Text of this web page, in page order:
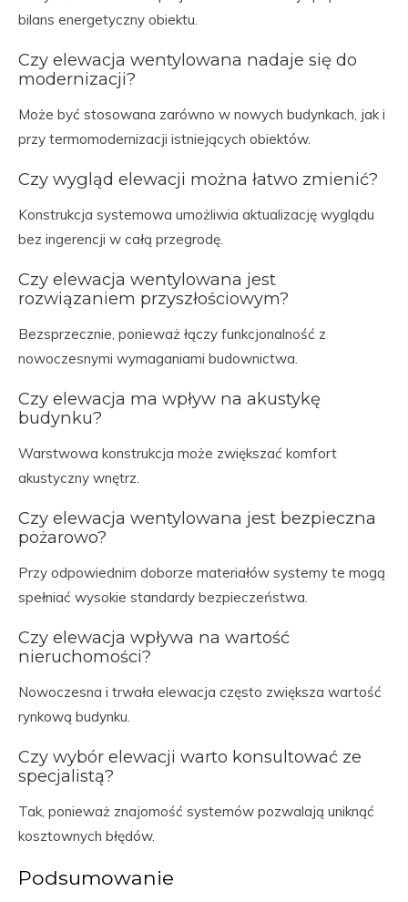
bilans energetyczny obiektu.
Czy elewacja wentylowana nadaje się do
modernizacji?
Może być stosowana zarówno w nowych budynkach, jak i
przy termomodernizacji istniejących obiektów.
Czy wygląd elewacji można łatwo zmienić?
Konstrukcja systemowa umożliwia aktualizację wyglądu
bez ingerencji w całą przegrodę.
Czy elewacja wentylowana jest
rozwiązaniem przyszłościowym?
Bezsprzecznie, ponieważ łączy funkcjonalność z
nowoczesnymi wymaganiami budownictwa.
Czy elewacja ma wpływ na akustykę
budynku?
Warstwowa konstrukcja może zwiększać komfort
akustyczny wnętrz.
Czy elewacja wentylowana jest bezpieczna
pożarowo?
Przy odpowiednim doborze materiałów systemy te mogą
spełniać wysokie standardy bezpieczeństwa.
Czy elewacja wpływa na wartość
nieruchomości?
Nowoczesna i trwała elewacja często zwiększa wartość
rynkową budynku.
Czy wybór elewacji warto konsultować ze
specjalistą?
Tak, ponieważ znajomość systemów pozwalają uniknąć
kosztownych błędów.
Podsumowanie